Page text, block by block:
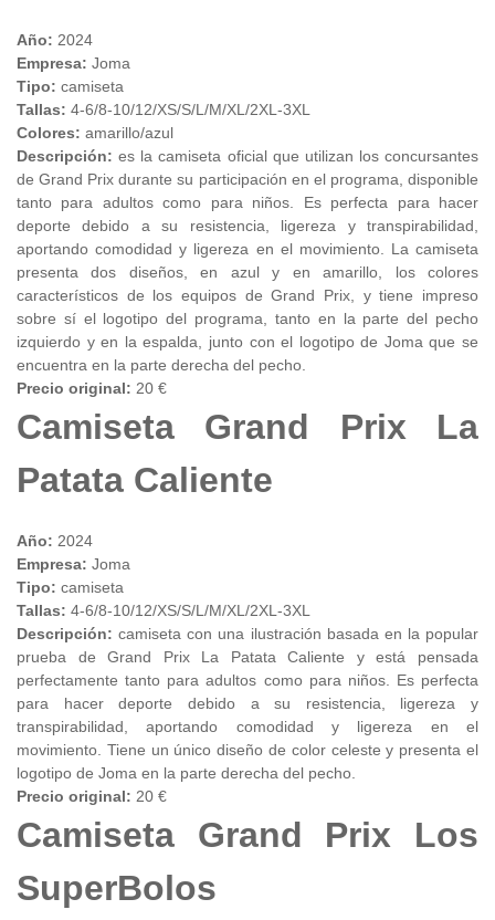
Año: 2024
Empresa: Joma
Tipo: camiseta
Tallas: 4-6/8-10/12/XS/S/L/M/XL/2XL-3XL
Colores: amarillo/azul
Descripción: es la camiseta oficial que utilizan los concursantes
de Grand Prix durante su participación en el programa, disponible
tanto para adultos como para niños. Es perfecta para hacer
deporte debido a su resistencia, ligereza y transpirabilidad,
aportando comodidad y ligereza en el movimiento. La camiseta
presenta dos diseños, en azul y en amarillo, los colores
característicos de los equipos de Grand Prix, y tiene impreso
sobre sí el logotipo del programa, tanto en la parte del pecho
izquierdo y en la espalda, junto con el logotipo de Joma que se
encuentra en la parte derecha del pecho.
Precio original: 20 €
Camiseta Grand Prix La
Patata Caliente
Año: 2024
Empresa: Joma
Tipo: camiseta
Tallas: 4-6/8-10/12/XS/S/L/M/XL/2XL-3XL
Descripción: camiseta con una ilustración basada en la popular
prueba de Grand Prix La Patata Caliente y está pensada
perfectamente tanto para adultos como para niños. Es perfecta
para hacer deporte debido a su resistencia, ligereza y
transpirabilidad, aportando comodidad y ligereza en el
movimiento. Tiene un único diseño de color celeste y presenta el
logotipo de Joma en la parte derecha del pecho.
Precio original: 20 €
Camiseta Grand Prix Los
SuperBolos